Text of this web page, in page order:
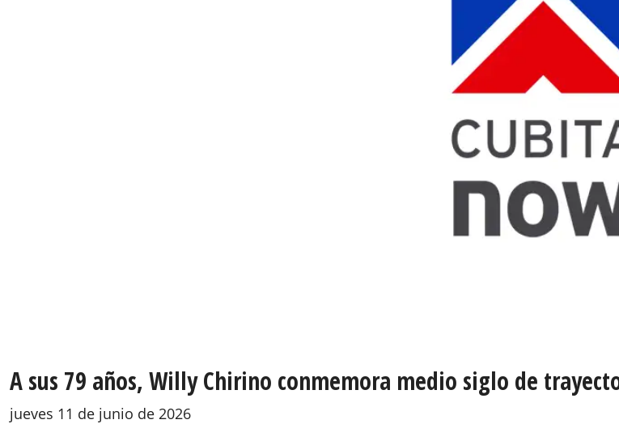
A sus 79 años, Willy Chirino conmemora medio siglo de
jueves 11 de junio de 2026